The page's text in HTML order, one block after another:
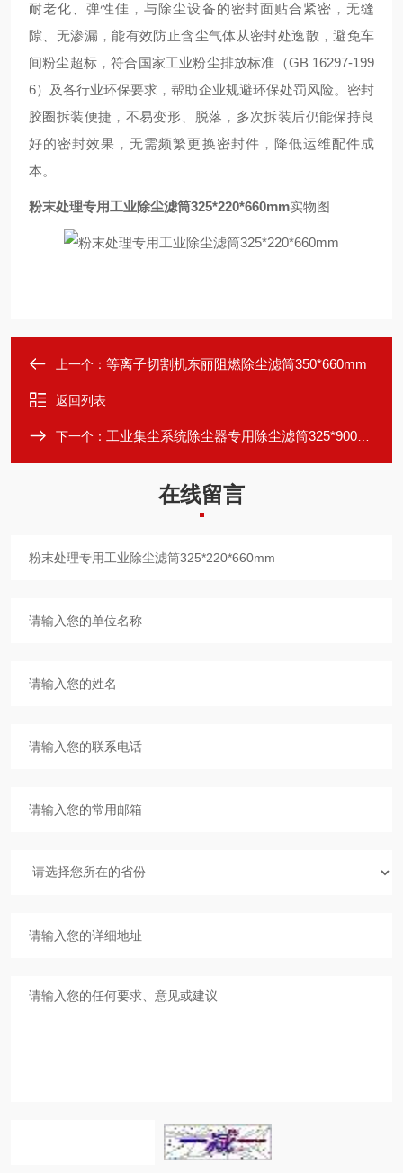
耐老化、弹性佳，与除尘设备的密封面贴合紧密，无缝
隙、无渗漏，能有效防止含尘气体从密封处逸散，避免车
间粉尘超标，符合国家工业粉尘排放标准（GB 16297-199
6）及各行业环保要求，帮助企业规避环保处罚风险。密封
胶圈拆装便捷，不易变形、脱落，多次拆装后仍能保持良
好的密封效果，无需频繁更换密封件，降低运维配件成
本。
粉末处理专用工业除尘滤筒325*220*660mm实物图
上一个： 等离子切割机东丽阻燃除尘滤筒350*660mm
返回列表
下一个： 工业集尘系统除尘器专用除尘滤筒325*900mm
在线留言